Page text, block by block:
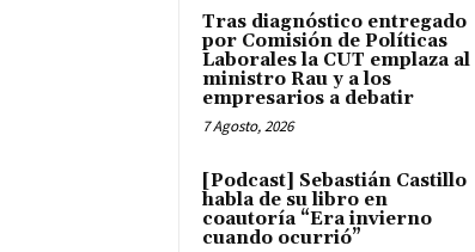
Tras diagnóstico entregado
por Comisión de Políticas
Laborales la CUT emplaza al
ministro Rau y a los
empresarios a debatir
7 Agosto, 2026
[Podcast] Sebastián Castillo
habla de su libro en
coautoría “Era invierno
cuando ocurrió”